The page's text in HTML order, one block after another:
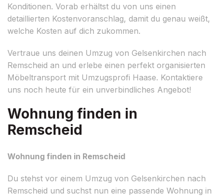
Konditionen. Vorab erhältst du von uns einen
detaillierten Kostenvoranschlag, damit du genau weißt,
welche Kosten auf dich zukommen.
Vertraue uns deinen Umzug von Gelsenkirchen nach
Remscheid an und erlebe einen perfekt organisierten
Möbeltransport mit Umzugsprofi Haase. Kontaktiere
uns noch heute für ein unverbindliches Angebot!
Wohnung finden in
Remscheid
Wohnung finden in Remscheid
Du stehst vor einem Umzug von Gelsenkirchen nach
Remscheid und suchst nun eine passende Wohnung in